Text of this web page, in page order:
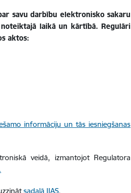
savu darbību elektronisko sakaru
laikā un kārtībā. Regulāri
aktos:
informāciju un tās iesniegšanas
veidā, izmantojot Regulatora
sadaļā IIAS.